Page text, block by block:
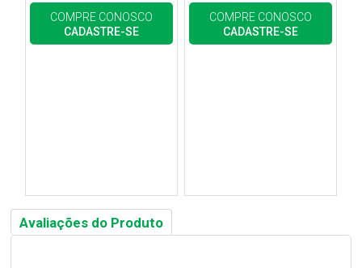
COMPRE CONOSCO
CADASTRE-SE
COMPRE CONOSCO
CADASTRE-SE
Avaliações do Produto